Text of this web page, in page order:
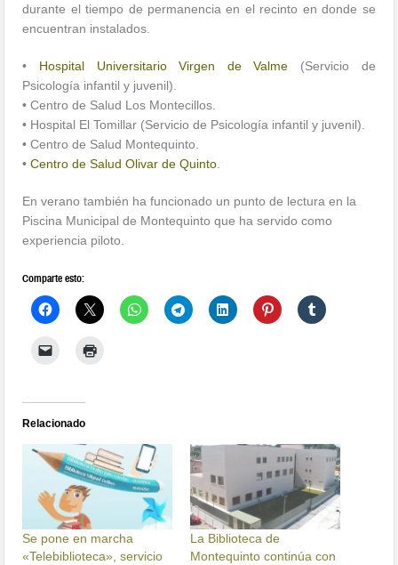
durante el tiempo de permanencia en el recinto en donde se
encuentran instalados.
• Hospital Universitario Virgen de Valme (Servicio de
Psicología infantil y juvenil).
• Centro de Salud Los Montecillos.
• Hospital El Tomillar (Servicio de Psicología infantil y juvenil).
• Centro de Salud Montequinto.
•Centro de Salud Olivar de Quinto
En verano también ha funcionado un punto de lectura en la
Piscina Municipal de Montequinto que ha servido como
experiencia piloto.
Comparte esto:
Relacionado
Se pone en marcha
«Telebiblioteca», servicio
La Biblioteca de
Montequinto continúa con